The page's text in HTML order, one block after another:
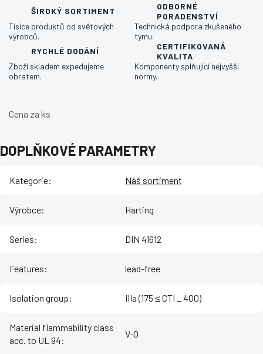
ŠIROKÝ SORTIMENT
Tisíce produktů od světových
výrobců.
ODBORNÉ
PORADENSTVÍ
Technická podpora zkušeného
týmu.
RYCHLÉ DODÁNÍ
Zboží skladem expedujeme
obratem.
CERTIFIKOVANÁ
KVALITA
Komponenty splňující nejvyšší
normy.
Cena za ks
DOPLŇKOVÉ PARAMETRY
Kategorie: Náš sortiment
Výrobce: Harting
Series: DIN 41612
Features: lead-free
Isolation group: IIIa (175 ≤ CTI _ 400)
Material flammability class
acc. to UL 94:
V-0